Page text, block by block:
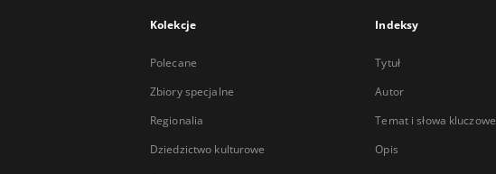
Kolekcje
Polecane
Zbiory specjalne
Regionalia
Dziedzictwo kulturowe
Indeksy
Tytuł
Autor
Temat i słowa kluczowe
Opis